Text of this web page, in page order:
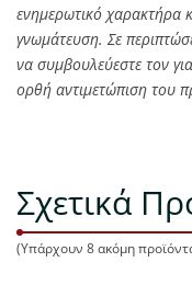
ενημερωτικό χαρακτήρα
γνωμάτευση. Σε
να συμβουλεύεστε τον
ορθή αντιμετώπιση του
Σχετικά
(Υπάρχουν 8 ακόμη